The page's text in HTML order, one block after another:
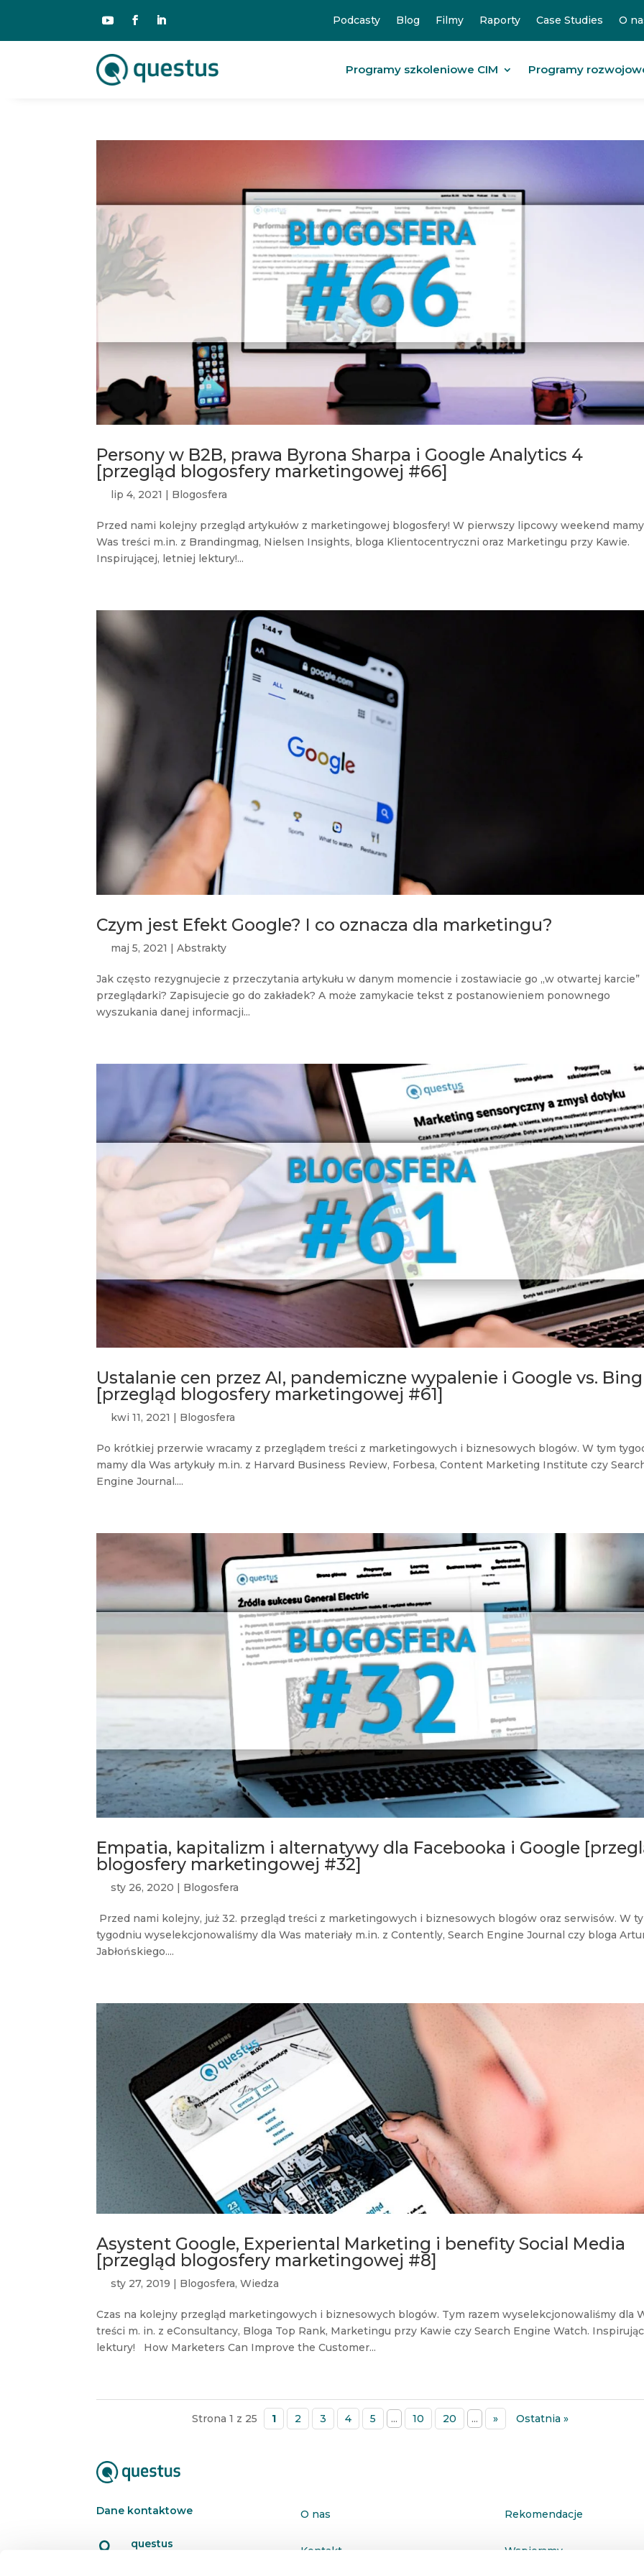
Podcasty Blog Filmy Raporty Case Studies O
Programy szkoleniowe CIM Programy
Persony w B2B, prawa Byrona Sharpa i Google Analytics 4
[przegląd blogosfery marketingowej #66]
lip 4, 2021 | Blogosfera
Przed nami kolejny przegląd artykułów z marketingowej blogosfery! W pierwszy lipcowy weekend
Was treści m.in. z Brandingmag, Nielsen Insights, bloga Klientocentryczni oraz Marketingu przy Kawie.
Inspirującej, letniej lektury!...
Czym jest Efekt Google? I co oznacza dla marketingu?
maj 5, 2021 |Abstrakty
Jak często rezygnujecie z przeczytania artykułu w danym momencie i zostawiacie go „w otwartej karcie”
przeglądarki? Zapisujecie go do zakładek? A może zamykacie tekst z postanowieniem ponownego
wyszukania danej informacji...
Ustalanie cen przez AI, pandemiczne wypalenie i Google vs. Bing
[przegląd blogosfery marketingowej #61]
kwi 11, 2021 Blogosfera
Po krótkiej przerwie wracamy z przeglądem treści z marketingowych i biznesowych blogów. W tym
mamy dla Was artykuły m.in. z Harvard Business Review, Forbesa, Content Marketing Institute czy
Engine Journal....
Empatia, kapitalizm i alternatywy dla Facebooka i Google
blogosfery marketingowej #32]
sty 26, 2020 | Blogosfera
Przed nami kolejny, już 32. przegląd treści z marketingowych i biznesowych blogów oraz serwisów. W
tygodniu wyselekcjonowaliśmy dla Was materiały m.in. z Contently, Search Engine Journal czy bloga
Jabłońskiego....
Asystent Google, Experiental Marketing i benefity Social Media
[przegląd blogosfery marketingowej #8]
sty 27, 2019 Blogosfera,Wiedza
Czas na kolejny przegląd marketingowych i biznesowych blogów. Tym razem wyselekcjonowaliśmy dla
treści m. in. z eConsultancy, Bloga Top Rank, Marketingu przy Kawie czy Search Engine Watch.
lektury! How Marketers Can Improve the Customer...
Strona 1 z 25 1 2 3 4 5 ... 10 20 ... » Ostatnia »
Dane kontaktowe

questus
O nas
Kontakt
Rekomendacje
Wspieramy